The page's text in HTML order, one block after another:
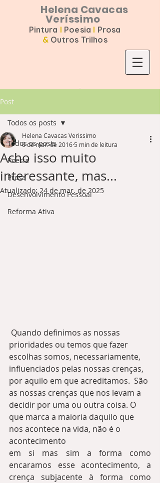
Helena Cavacas
Veríssimo
Pintura I Poesia I Prosa
& Outros Trilhos
Post
Todos os posts
Poesia
Prosa
Desenvolvimento Pessoal
Reforma Ativa
Todos os posts
Acho isso muito
interessante, mas...
Helena Cavacas Verissimo
6 de mar. de 2016 5 min de leitura
Atualizado: 24 de mar. de 2025
prioridades ou temos que fazer
escolhas somos, necessariamente,
influenciados pelas nossas crenças,
por aquilo em que acreditamos.  São
as nossas crenças que nos levam a
decidir por uma ou outra coisa. O
que marca a maioria daquilo que
nos acontece na vida, não é o
acontecimento
em si mas sim a forma como
encaramos esse acontecimento, a
crença subjacente à forma como